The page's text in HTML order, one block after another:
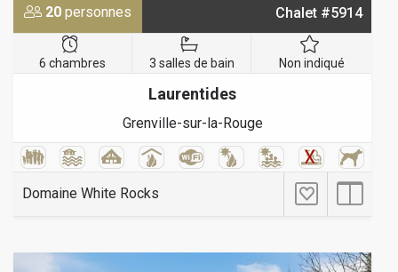
20 personnes Chalet #5914
6 chambres 3 salles de bain Non indiqué
Laurentides
Grenville-sur-la-Rouge
Domaine White Rocks